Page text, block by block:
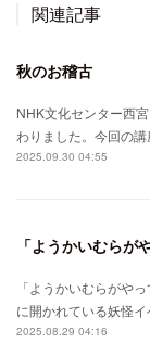
関連記事
秋のお稽古
NHK文化センター西
わりました。今回の
2025.09.30 04:55
「ようかいむらが
「ようかいむらがや
に開かれている妖怪
2025.08.29 04:16